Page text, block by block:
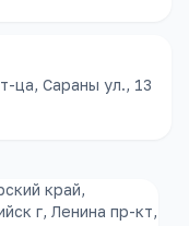
ца, Сараны ул., 13
край,
г, Ленина пр-кт,